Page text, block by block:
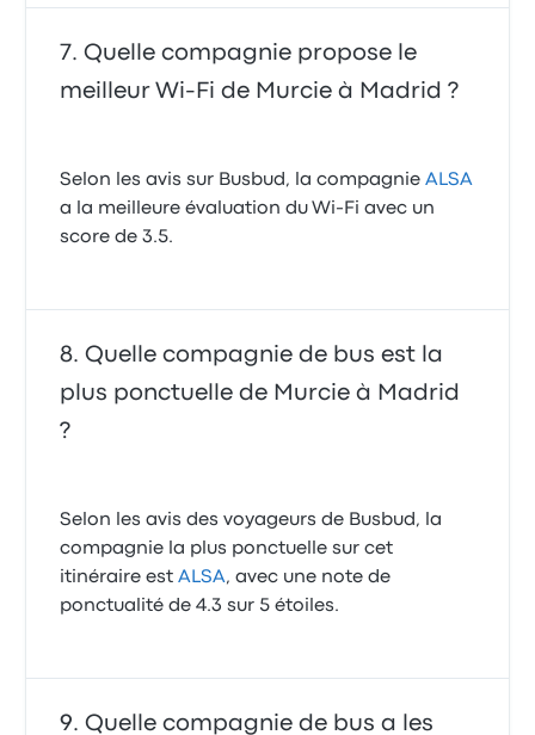
Quelle compagnie propose le
meilleur Wi-Fi de Murcie à Madrid ?
Selon les avis sur Busbud, la compagnieALSA
a la meilleure évaluation du Wi-Fi avec un
score de 3.5.
Quelle compagnie de bus est la
plus ponctuelle de Murcie à Madrid
?
Selon les avis des voyageurs de Busbud, la
compagnie la plus ponctuelle sur cet
itinéraire estALSA, avec une note de
ponctualité de 4.3 sur 5 étoiles.
Quelle compagnie de bus a les